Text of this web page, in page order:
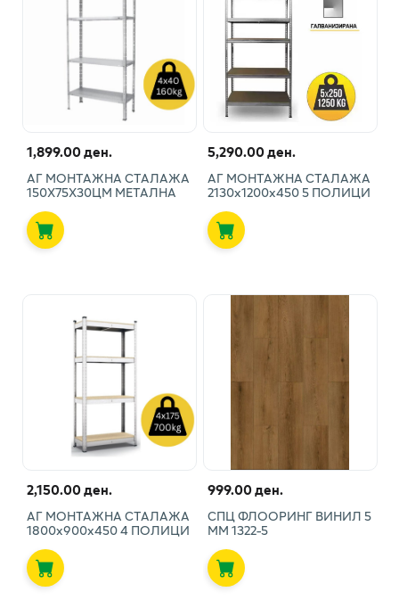
1,899.00 ден.
АГ МОНТАЖНА СТАЛАЖА
150Х75Х30ЦМ МЕТАЛНА
5,290.00 ден.
АГ МОНТАЖНА СТАЛАЖА
2130х1200х450 5 ПОЛИЦИ
2,150.00 ден.
АГ МОНТАЖНА СТАЛАЖА
1800х900х450 4 ПОЛИЦИ
999.00 ден.
СПЦ ФЛООРИНГ ВИНИЛ 5
ММ 1322-5